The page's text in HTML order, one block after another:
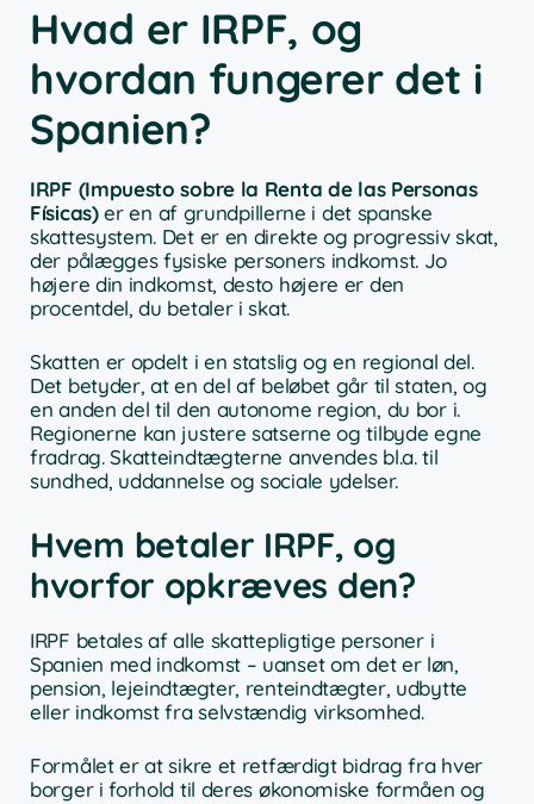
Hvad er IRPF, og
hvordan fungerer det i
Spanien?
IRPF (Impuesto sobre la Renta de las Personas
Físicas)er en af grundpillerne i det spanske
skattesystem. Det er en direkte og progressiv skat,
der pålægges fysiske personers indkomst. Jo
højere din indkomst, desto højere er den
procentdel, du betaler i skat.
Skatten er opdelt i en statslig og en regional del.
Det betyder, at en del af beløbet går til staten, og
en anden del til den autonome region, du bor i.
Regionerne kan justere satserne og tilbyde egne
fradrag. Skatteindtægterne anvendes bl.a. til
sundhed, uddannelse og sociale ydelser.
Hvem betaler IRPF, og
hvorfor opkræves den?
IRPF betales af alle skattepligtige personer i
Spanien med indkomst – uanset om det er løn,
pension, lejeindtægter, renteindtægter, udbytte
eller indkomst fra selvstændig virksomhed.
Formålet er at sikre et retfærdigt bidrag fra hver
borger i forhold til deres økonomiske formåen og